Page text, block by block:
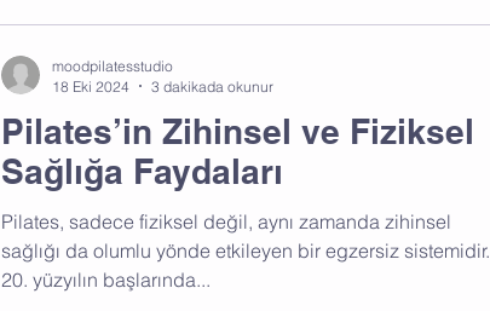
Pilates’in Zihinsel ve Fiziksel
Sağlığa Faydaları
Pilates, sadece fiziksel değil, aynı zamanda zihinsel
sağlığı da olumlu yönde etkileyen bir egzersiz sistemidir.
20. yüzyılın başlarında...
moodpilatesstudio
18 Eki 2024
3 dakikada okunur